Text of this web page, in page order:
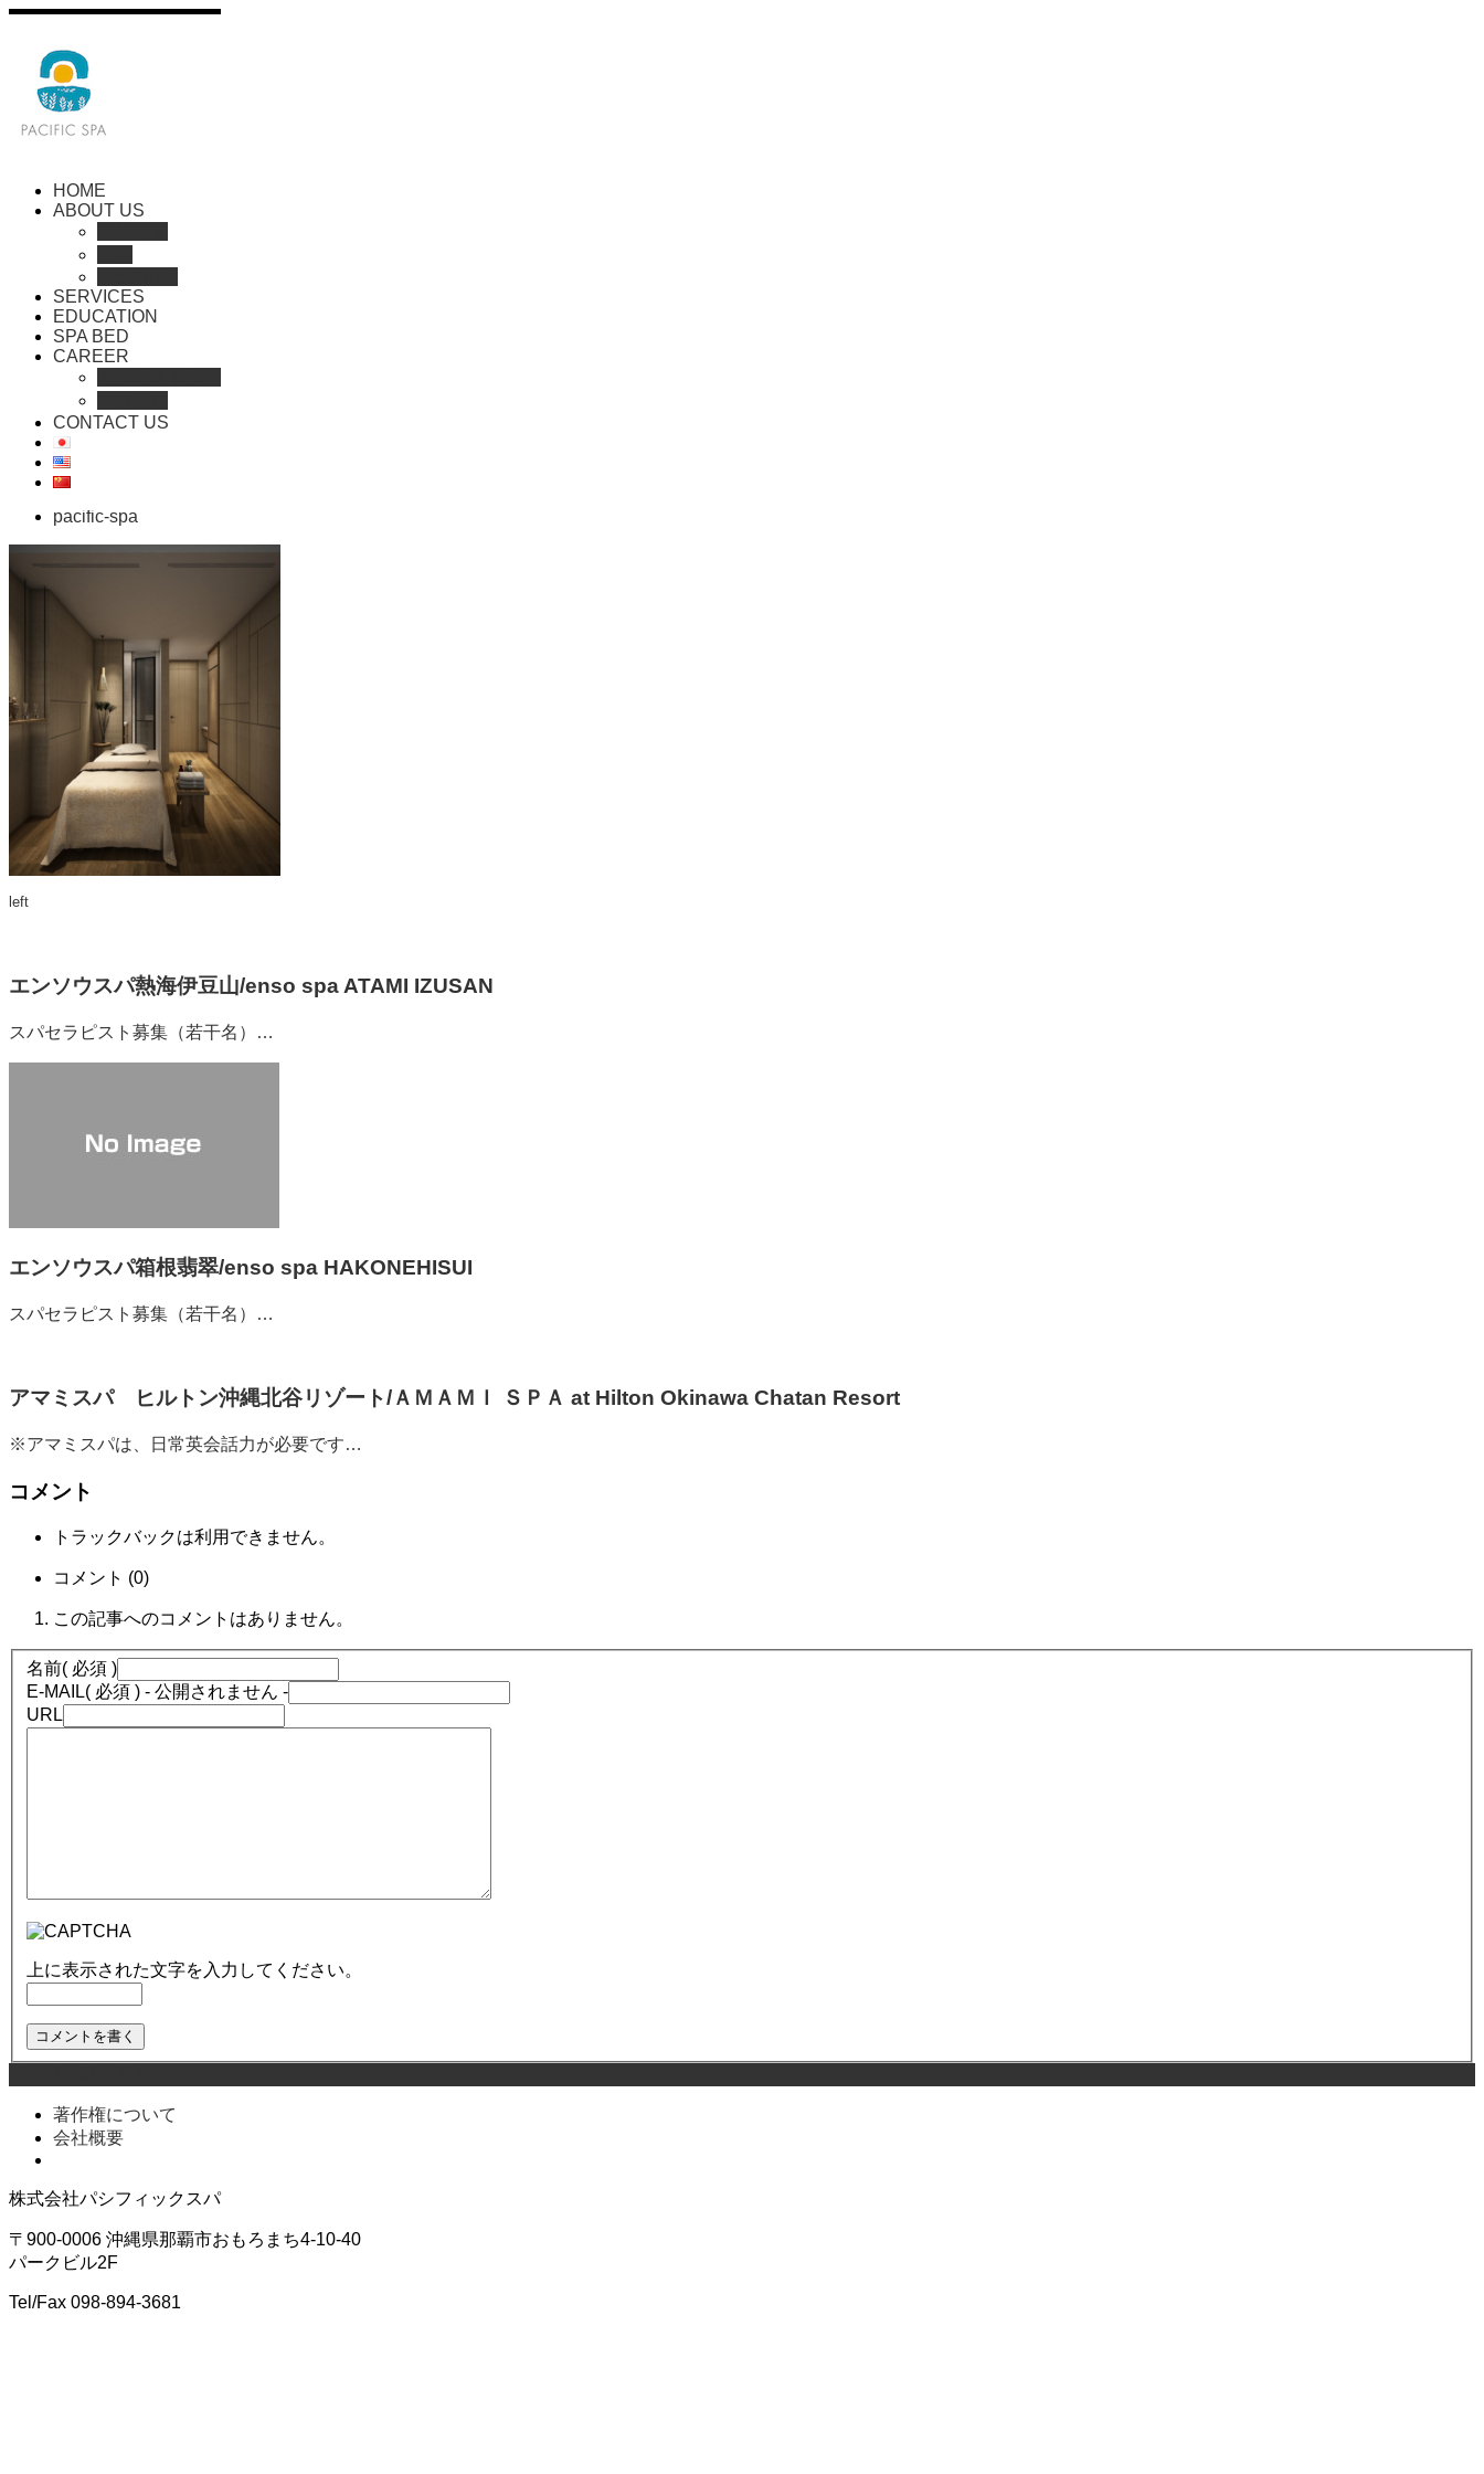
HOME
ABOUT US
SERVICES
EDUCATION
SPA BED
CAREER
CONTACT US
Home
left
2020
left
コメントを書く
pacific-spa
left
エンソウスパ熱海伊豆山/enso spa ATAMI IZUSAN
スパセラピスト募集（若干名）…
エンソウスパ箱根翡翠/enso spa HAKONEHISUI
スパセラピスト募集（若干名）…
アマミスパ ヒルトン沖縄北谷リゾート/ＡＭＡＭＩ ＳＰＡ at Hilton Okinawa Chatan Resort
※アマミスパは、日常英会話力が必要です…
コメント
トラックバックは利用できません。
コメント (0)
この記事へのコメントはありません。
名前( 必須 )
E-MAIL( 必須 ) - 公開されません -
URL
上に表示された文字を入力してください。
著作権について
会社概要
株式会社パシフィックスパ
〒900-0006 沖縄県那覇市おもろまち4-10-40
パークビル2F
Tel/Fax 098-894-3681